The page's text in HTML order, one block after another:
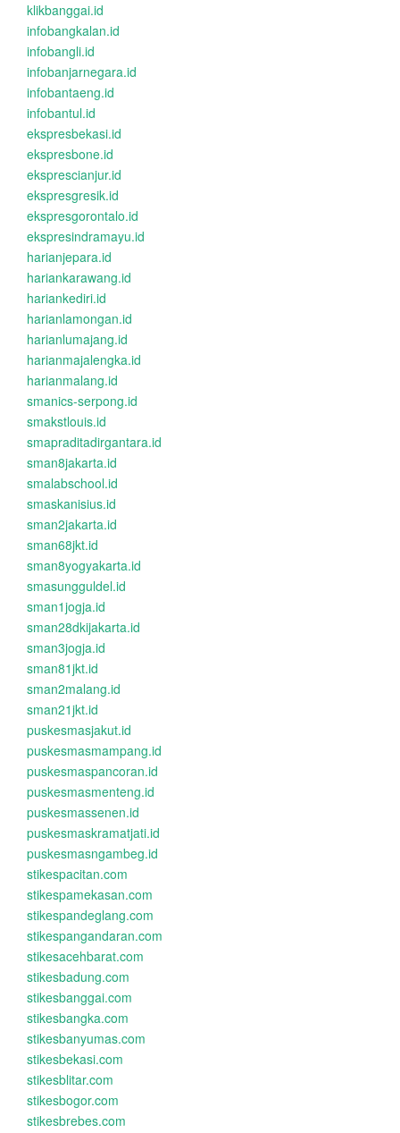
klikbanggai.id
infobangkalan.id
infobangli.id
infobanjarnegara.id
infobantaeng.id
infobantul.id
ekspresbekasi.id
ekspresbone.id
eksprescianjur.id
ekspresgresik.id
ekspresgorontalo.id
ekspresindramayu.id
harianjepara.id
hariankarawang.id
hariankediri.id
harianlamongan.id
harianlumajang.id
harianmajalengka.id
harianmalang.id
smanics-serpong.id
smakstlouis.id
smapraditadirgantara.id
sman8jakarta.id
smalabschool.id
smaskanisius.id
sman2jakarta.id
sman68jkt.id
sman8yogyakarta.id
smasungguldel.id
sman1jogja.id
sman28dkijakarta.id
sman3jogja.id
sman81jkt.id
sman2malang.id
sman21jkt.id
puskesmasjakut.id
puskesmasmampang.id
puskesmaspancoran.id
puskesmasmenteng.id
puskesmassenen.id
puskesmaskramatjati.id
puskesmasngambeg.id
stikespacitan.com
stikespamekasan.com
stikespandeglang.com
stikespangandaran.com
stikesacehbarat.com
stikesbadung.com
stikesbanggai.com
stikesbangka.com
stikesbanyumas.com
stikesbekasi.com
stikesblitar.com
stikesbogor.com
stikesbrebes.com